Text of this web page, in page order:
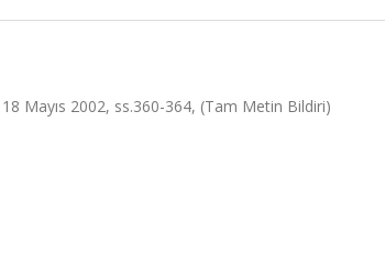
Mayıs 2002, ss.360-364, (Tam Metin Bildiri)